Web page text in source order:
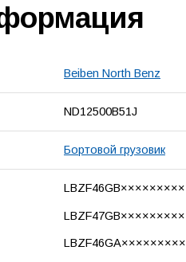
Beiben North Benz
ND12500B51J
Бортовой грузовик
LBZF46GB×××××××××
LBZF47GB×××××××××
LBZF46GA×××××××××